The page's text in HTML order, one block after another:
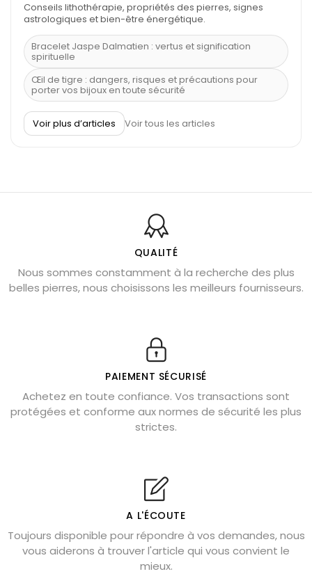
Conseils lithothérapie, propriétés des pierres, signes
astrologiques et bien-être énergétique.
Bracelet Jaspe Dalmatien : vertus et signification
spirituelle
Œil de tigre : dangers, risques et précautions pour
porter vos bijoux en toute sécurité
À quel poignet porter un bracelet de pierre
Découvrez le scorpion et ses pierres
Bienfaits de la sélénite – pierre des anges
L’améthyste est-elle faite pour moi ?
Chrysocolle : pierre apaisante
Obsidienne dorée : vertus et signification
Véritable citrine naturelle non chauffée
Où placer la citrine dans la maison
Cornaline : propriétés magiques
Capricorne : quelles pierres choisir
Shungite : purification et protection
Bagues en labradorite argent 925
Lapis lazuli : propriétés et précautions
Citrine : propriétés magiques
Voir plus d’articles Voir tous les articles
QUALITÉ
Nous sommes constamment à la recherche des plus
belles pierres, nous choisissons les meilleurs fournisseurs.
PAIEMENT SÉCURISÉ
Achetez en toute confiance. Vos transactions sont
protégées et conforme aux normes de sécurité les plus
strictes.
A L'ÉCOUTE
Toujours disponible pour répondre à vos demandes, nous
vous aiderons à trouver l'article qui vous convient le
mieux.